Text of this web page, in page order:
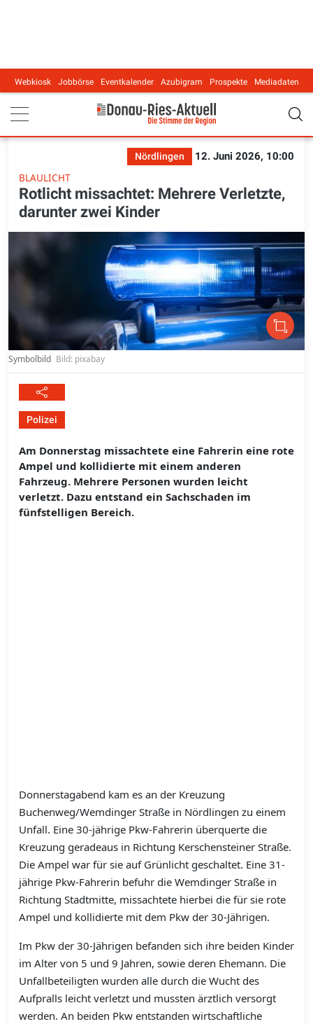
Main navigation
Webkiosk Jobbörse Eventkalender Azubigram Prospekte Mediadaten
Nördlingen
12. Juni 2026, 10:00
BLAULICHT
Rotlicht missachtet: Mehrere Verletzte,
darunter zwei Kinder
Symbolbild Bild: pixabay
Polizei
Am Donnerstag missachtete eine Fahrerin eine rote
Ampel und kollidierte mit einem anderen
Fahrzeug. Mehrere Personen wurden leicht
verletzt. Dazu entstand ein Sachschaden im
fünfstelligen Bereich.
Donnerstagabend kam es an der Kreuzung
Buchenweg/Wemdinger Straße in Nördlingen zu einem
Unfall. Eine 30-jährige Pkw-Fahrerin überquerte die
Kreuzung geradeaus in Richtung Kerschensteiner Straße.
Die Ampel war für sie auf Grünlicht geschaltet. Eine 31-
jährige Pkw-Fahrerin befuhr die Wemdinger Straße in
Richtung Stadtmitte, missachtete hierbei die für sie rote
Ampel und kollidierte mit dem Pkw der 30-Jährigen.
Im Pkw der 30-Jährigen befanden sich ihre beiden Kinder
im Alter von 5 und 9 Jahren, sowie deren Ehemann. Die
Unfallbeteiligten wurden alle durch die Wucht des
Aufpralls leicht verletzt und mussten ärztlich versorgt
werden. An beiden Pkw entstanden wirtschaftliche